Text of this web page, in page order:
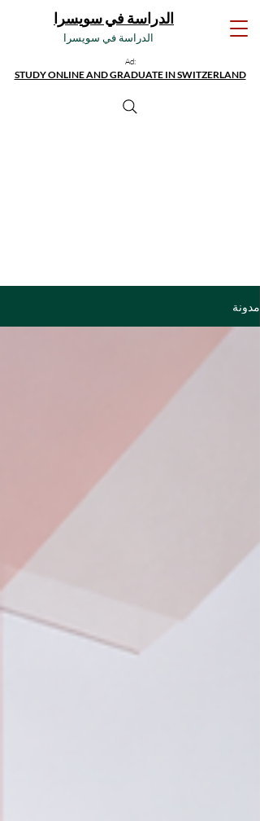
الدراسة في سويسرا
الدراسة في سويسرا
Ad:
STUDY ONLINE AND GRADUATE IN SWITZERLAND
مدونة